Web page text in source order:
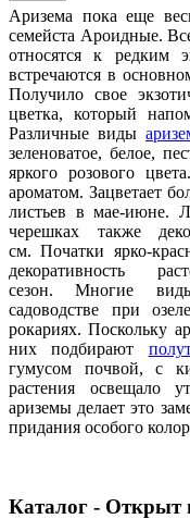
Аризема пока еще
семейста Ароидные.
относятся к редким
встречаются в
Получило свое
цветка, который
Различные виды
зеленоватое, белое,
яркого розового
ароматом. Зацветает
листьев в мае-июне.
черешках также
см. Початки ярко-
декоративность
сезон. Многие
садоводстве при
рокариях. Поскольку
них подбирают
гумусом почвой, с
растения освещало
ариземы делает это
придания особого
Каталог - Открыт